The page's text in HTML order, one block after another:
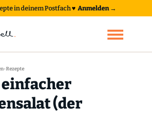
in deinem Postfach♥ Anmelden →
Rezepte
einfacher
(der